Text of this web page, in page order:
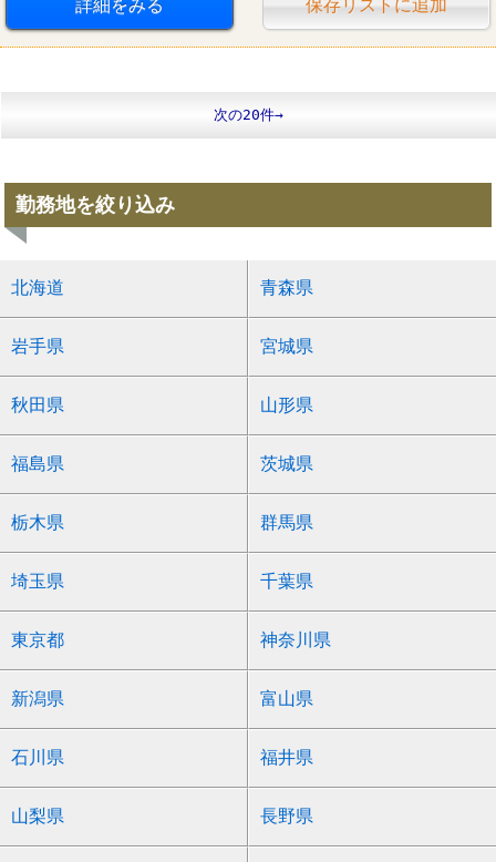
詳細をみる 保存リストに追加
次の20件→
勤務地を絞り込み
北海道 青森県
岩手県 宮城県
秋田県 山形県
福島県 茨城県
栃木県 群馬県
埼玉県 千葉県
東京都 神奈川県
新潟県 富山県
石川県 福井県
山梨県 長野県